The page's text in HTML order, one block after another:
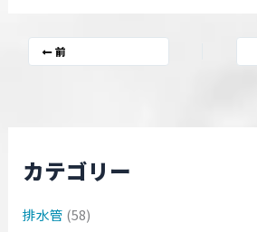
前
カテゴリー
排水管 (58)